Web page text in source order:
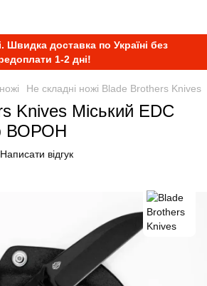
Швидка доставка по Україні без
1-2 дні!
Не складні ножі Blade Brothers Knives
Knives Міський EDC
ВОРОН
Написати відгук